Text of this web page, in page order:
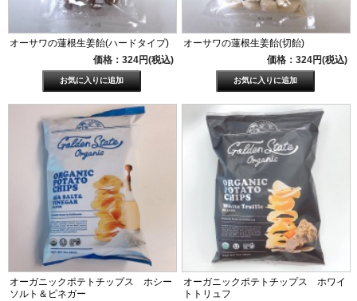
オーサワの蓮根生姜飴(ハードタイプ)
価格：324円(税込)
オーサワの蓮根生姜飴(切飴)
価格：324円(税込)
オーガニックポテトチップス ホシー
ソルト＆ビネガー
オーガニックポテトチップス ホワイ
トトリュフ